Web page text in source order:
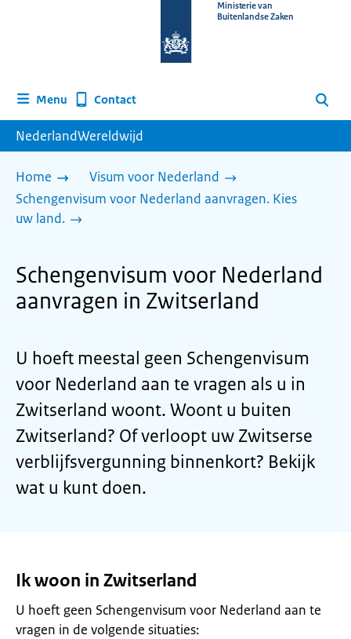
homepage
Ministerie van
Buitenlandse Zaken
Menu Contact Zoeken
NederlandWereldwijd
Home
Visum voor Nederland
Schengenvisum voor Nederland aanvragen. Kies
uw land.
Schengenvisum voor Nederland
aanvragen in Zwitserland
U hoeft meestal geen Schengenvisum
voor Nederland aan te vragen als u in
Zwitserland woont. Woont u buiten
Zwitserland? Of verloopt uw Zwitserse
verblijfsvergunning binnenkort? Bekijk
wat u kunt doen.
Ik woon in Zwitserland
U hoeft geen Schengenvisum voor Nederland aan te
vragen in de volgende situaties: